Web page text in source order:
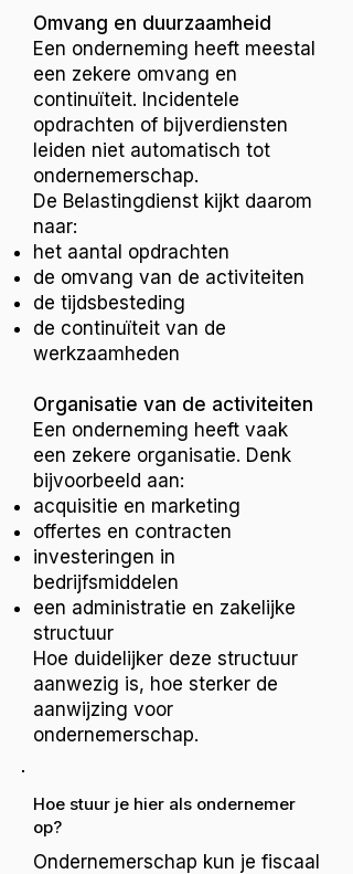
Omvang en duurzaamheid
Een onderneming heeft meestal
een zekere omvang en
continuïteit. Incidentele
opdrachten of bijverdiensten
leiden niet automatisch tot
ondernemerschap.
De Belastingdienst kijkt daarom
naar:
het aantal opdrachten
de omvang van de activiteiten
de tijdsbesteding
de continuïteit van de
werkzaamheden
Organisatie van de activiteiten
Een onderneming heeft vaak
een zekere organisatie. Denk
bijvoorbeeld aan:
acquisitie en marketing
offertes en contracten
investeringen in
bedrijfsmiddelen
een administratie en zakelijke
structuur
Hoe duidelijker deze structuur
aanwezig is, hoe sterker de
aanwijzing voor
ondernemerschap.
Hoe stuur je hier als ondernemer
op?
Ondernemerschap kun je fiscaal